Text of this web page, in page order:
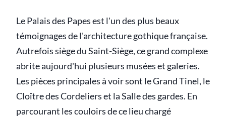
Le Palais des Papes est l'un des plus beaux
témoignages de l'architecture gothique française.
Autrefois siège du Saint-Siège, ce grand complexe
abrite aujourd'hui plusieurs musées et galeries.
Les pièces principales à voir sont le Grand Tinel, le
Cloître des Cordeliers et la Salle des gardes. En
parcourant les couloirs de ce lieu chargé